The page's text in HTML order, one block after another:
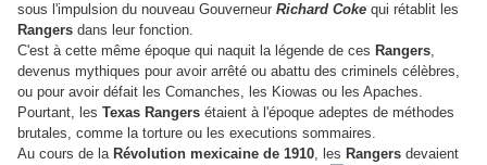
sous l'impulsion du nouveau Gouverneur Richard Coke qui rétablit les
Rangers dans leur fonction.
C'est à cette même époque qui naquit la légende de ces Rangers,
devenus mythiques pour avoir arrêté ou abattu des criminels célèbres,
ou pour avoir défait les Comanches, les Kiowas ou les Apaches.
Pourtant, les Texas Rangers étaient à l'époque adeptes de méthodes
brutales, comme la torture ou les executions sommaires.
Au cours de la Révolution mexicaine de 1910, les Rangers devaient